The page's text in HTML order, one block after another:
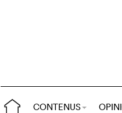
CONTENUS